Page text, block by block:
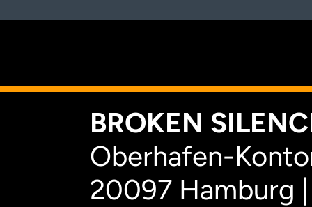
BROKEN
Oberhafen-
20097 Hamburg